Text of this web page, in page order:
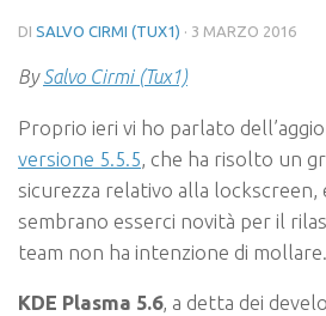
DI SALVO CIRMI (TUX1) · 3 MARZO 2016
BySalvo Cirmi (Tux1)
Proprio ieri vi ho parlato
versione 5.5.5 , che ha risolto un
sicurezza relativo alla lockscreen,
sembrano esserci novità per il
team non ha intenzione di mollare.
KDE Plasma 5.6, a detta dei